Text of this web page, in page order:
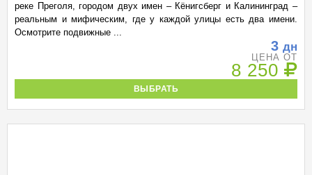
реке Преголя, городом двух имен – Кёнигсберг и Калининград –
реальным и мифическим, где у каждой улицы есть два имени.
Осмотрите подвижные ...
3 дн
ЦЕНА ОТ
8 250
ВЫБРАТЬ